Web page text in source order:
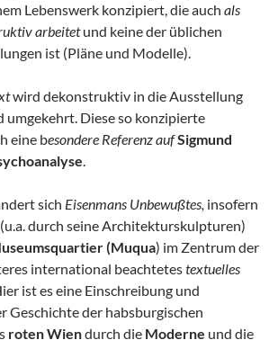
Lebenswerk konzipiert, die auch als
arbeitetund keine der üblichen
ist (Pläne und Modelle).
wird dekonstruktiv in die Ausstellung
umgekehrt. Diese so konzipierte
eine besondere Referenz aufSigmund
.
sich Eisenmans Unbewußtes, insofern
durch seine Architekturskulpturen)
(Muqua) im Zentrum der
international beachtetestextuelles
ist es eine Einschreibung und
Geschichte der habsburgischen
roten Wiendurch die Moderne und die